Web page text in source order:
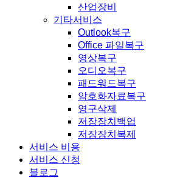
산업장비
기타서비스
Outlook복구
Office 파일복구
영상복구
오디오복구
패드워드복구
암호화자료복구
영구삭제
저장장치백업
저장장치복제
서비스 비용
서비스 신청
블로그